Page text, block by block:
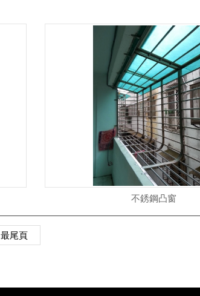
不銹鋼凸窗
最尾頁